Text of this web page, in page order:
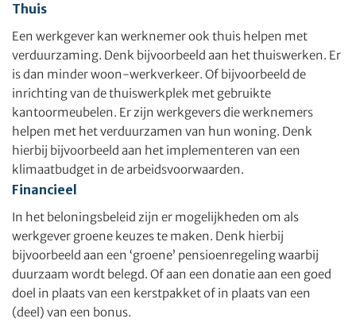
Thuis
Een werkgever kan werknemer ook thuis helpen met
verduurzaming. Denk bijvoorbeeld aan het thuiswerken. Er
is dan minder woon-werkverkeer. Of bijvoorbeeld de
inrichting van de thuiswerkplek met gebruikte
kantoormeubelen. Er zijn werkgevers die werknemers
helpen met het verduurzamen van hun woning. Denk
hierbij bijvoorbeeld aan het implementeren van een
klimaatbudget in de arbeidsvoorwaarden.
Financieel
In het beloningsbeleid zijn er mogelijkheden om als
werkgever groene keuzes te maken. Denk hierbij
bijvoorbeeld aan een ‘groene’ pensioenregeling waarbij
duurzaam wordt belegd. Of aan een donatie aan een goed
doel in plaats van een kerstpakket of in plaats van een
(deel) van een bonus.